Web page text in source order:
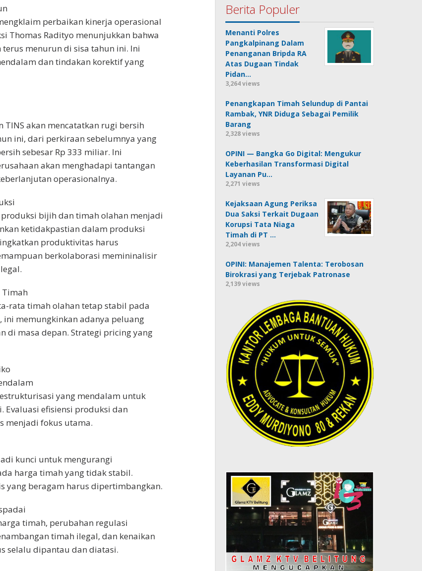
perbaikan kinerja operasional
Thomas Radityo menunjukkan bahwa
menurun di sisa tahun ini. Ini
dan tindakan korektif yang
TINS akan mencatatkan rugi bersih
ini, dari perkiraan sebelumnya yang
sebesar Rp 333 miliar. Ini
akan menghadapi tantangan
operasionalnya.
bijih dan timah olahan menjadi
ketidakpastian dalam produksi
produktivitas harus
berkolaborasi memininalisir
Timah
rata timah olahan tetap stabil pada
ini memungkinkan adanya peluang
di masa depan. Strategi pricing yang
yang mendalam untuk
Evaluasi efisiensi produksi dan
menjadi fokus utama.
kunci untuk mengurangi
harga timah yang tidak stabil.
yang beragam harus dipertimbangkan.
timah, perubahan regulasi
timah ilegal, dan kenaikan
selalu dipantau dan diatasi.
Berita Populer
Menanti Polres
Pangkalpinang Dalam
Penanganan Bripda RA
Atas Dugaan Tindak
Pidan…
3,264 views
Penangkapan Timah Selundup di Pantai
Rambak, YNR Diduga Sebagai Pemilik
Barang
2,328 views
OPINI — Bangka Go Digital: Mengukur
Keberhasilan Transformasi Digital
Layanan Pu…
2,271 views
Kejaksaan Agung Periksa
Dua Saksi Terkait Dugaan
Korupsi Tata Niaga
Timah di PT …
2,204 views
OPINI: Manajemen Talenta: Terobosan
Birokrasi yang Terjebak Patronase
2,139 views